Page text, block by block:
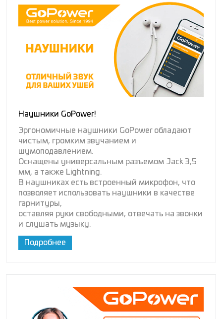
Наушники GoPower!
Эргономичные наушники GoPower обладают
чистым, громким звучанием и
шумоподавлением.
Оснащены универсальным разъемом Jack 3,5
мм, а также Lightning.
В наушниках есть встроенный микрофон, что
позволяет использовать наушники в качестве
гарнитуры,
оставляя руки свободными, отвечать на звонки
и слушать музыку.
Подробнее